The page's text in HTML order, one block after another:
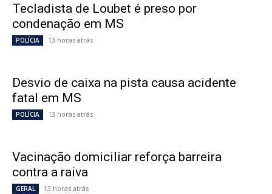
Tecladista de Loubet é preso por
condenação em MS
POLÍCIA 13 horas atrás
Desvio de caixa na pista causa acidente
fatal em MS
POLÍCIA 13 horas atrás
Vacinação domiciliar reforça barreira
contra a raiva
GERAL 13 horas atrás